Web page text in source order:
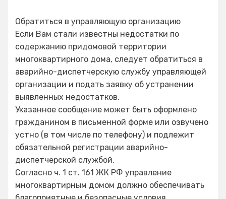
Обратиться в управляющую организацию
Если Вам стали известны недостатки по
содержанию придомовой территории
многоквартирного дома, следует обратиться в
аварийно-диспетчерскую службу управляющей
организации и подать заявку об устранении
выявленных недостатков.
Указанное сообщение может быть оформлено
гражданином в письменной форме или озвучено
устно (в том числе по телефону) и подлежит
обязательной регистрации аварийно-
диспетчерской службой.
Согласно ч. 1 ст. 161 ЖК РФ управление
многоквартирным домом должно обеспечивать